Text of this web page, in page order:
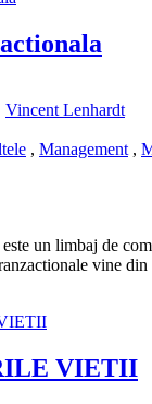
Vincent Lenhardt
, Management ,
un limbaj de
vine
VIETII